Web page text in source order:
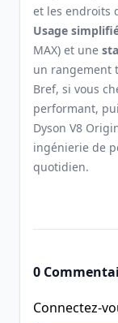
et les endroits
Usage
MAX) et une
un rangement
Bref, si vous
performant,
Dyson V8
ingénierie de
quotidien.
0
Connectez-